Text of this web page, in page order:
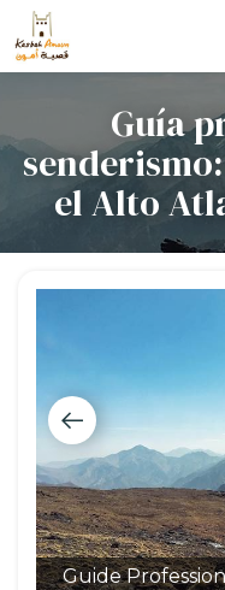
Guía
el Alto
Guide